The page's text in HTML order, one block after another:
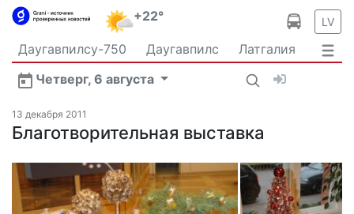
+22° LV
Даугавпилсу-750 Даугавпилс
Латгалия
Латвия
Политика Происшествия
Спорт
Общество
Четверг, 6 августа
Новости Даугавпилса
Транспорт
В мире
Рыбалка и охота
13 декабря 2011
Благотворительная выставка